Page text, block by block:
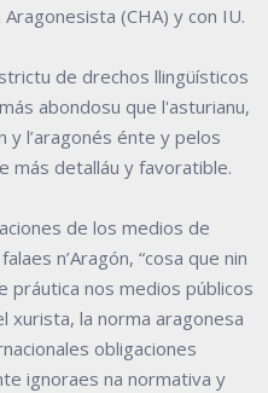
(CHA) y con IU.
de drechos llingüísticos
abondosu que l'asturianu,
y l’aragonés énte y pelos
más detalláu y favoratible.
de los medios de
n’Aragón, “cosa que nin
práutica nos medios públicos
xurista, la norma aragonesa
obligaciones
ignoraes na normativa y